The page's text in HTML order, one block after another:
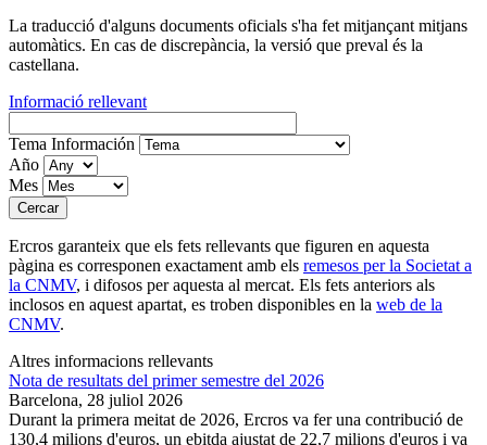
La traducció d'alguns documents oficials s'ha fet mitjançant mitjans
automàtics. En cas de discrepància, la versió que preval és la
castellana.
Informació rellevant
Tema Información
Año
Mes
Ercros garanteix que els fets rellevants que figuren en aquesta
pàgina es corresponen exactament amb els remesos per la Societat a
la CNMV, i difosos per aquesta al mercat. Els fets anteriors als
inclosos en aquest apartat, es troben disponibles en la web de la
CNMV.
Altres informacions rellevants
Nota de resultats del primer semestre del 2026
Barcelona, 28 juliol 2026
Durant la primera meitat de 2026, Ercros va fer una contribució de
130,4 milions d'euros, un ebitda ajustat de 22,7 milions d'euros i va